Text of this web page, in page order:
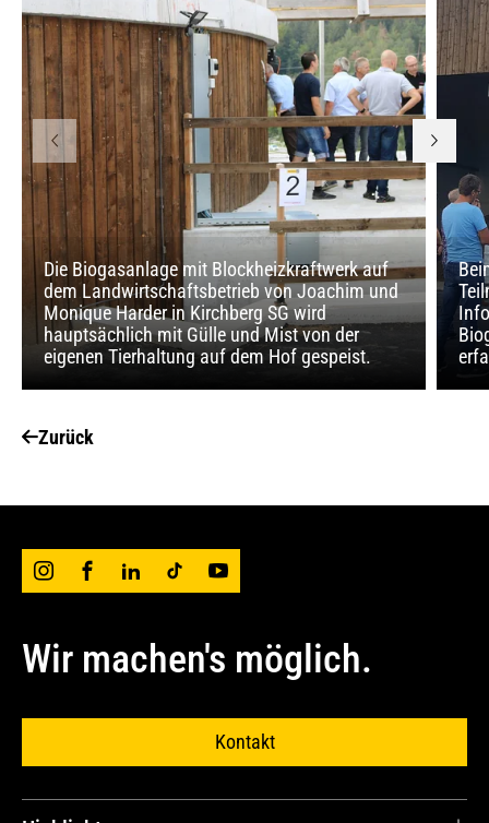
Die Biogasanlage mit Blockheizkraftwerk auf
dem Landwirtschaftsbetrieb von Joachim und
Monique Harder in Kirchberg SG wird
hauptsächlich mit Gülle und Mist von der
eigenen Tierhaltung auf dem Hof gespeist.
Zurück
Wir machen's möglich.
Kontakt